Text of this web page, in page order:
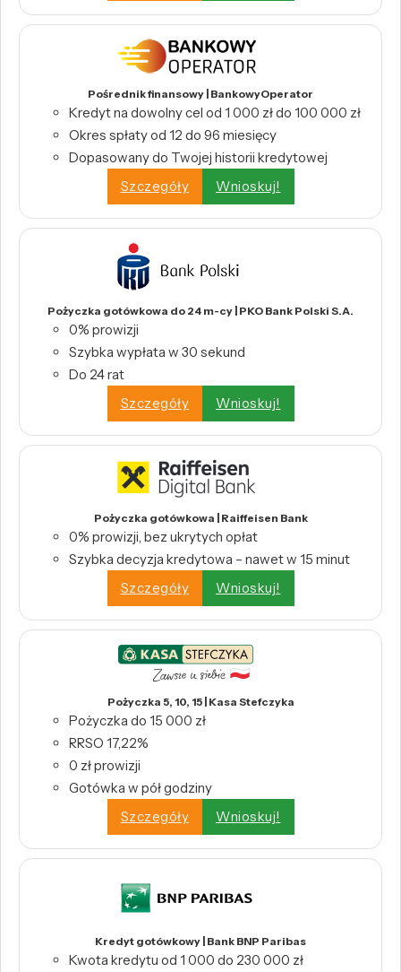
Pośrednik finansowy | BankowyOperator
Kredyt na dowolny cel od 1 000 zł do 100 000 zł
Okres spłaty od 12 do 96 miesięcy
Dopasowany do Twojej historii kredytowej
Szczegóły
Wnioskuj!
Pożyczka gotówkowa do 24 m-cy | PKO Bank Polski S.A.
0% prowizji
Szybka wypłata w 30 sekund
Do 24 rat
Szczegóły
Wnioskuj!
Pożyczka gotówkowa | Raiffeisen Bank
0% prowizji, bez ukrytych opłat
Szybka decyzja kredytowa – nawet w 15 minut
Szczegóły
Wnioskuj!
Pożyczka 5, 10, 15 | Kasa Stefczyka
Pożyczka do 15 000 zł
RRSO 17,22%
0 zł prowizji
Gotówka w pół godziny
Szczegóły
Wnioskuj!
Kredyt gotówkowy | Bank BNP Paribas
Kwota kredytu od 1 000 do 230 000 zł